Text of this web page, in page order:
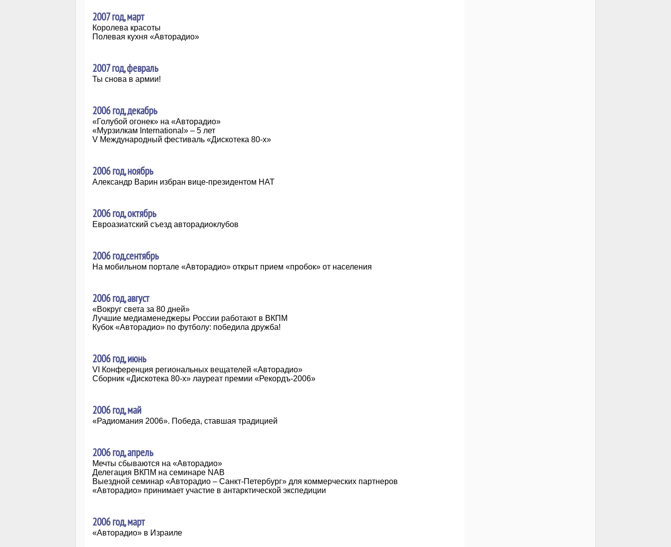
2007 год, март
Королева красоты
Полевая кухня «Авторадио»
2007 год, февраль
Ты снова в армии!
2006 год, декабрь
«Голубой огонек» на «Авторадио»
«Мурзилкам International» – 5 лет
V Международный фестиваль «Дискотека 80-х»
2006 год, ноябрь
Александр Варин избран вице-президентом НАТ
2006 год, октябрь
Евроазиатский съезд авторадиоклубов
2006 год,сентябрь
На мобильном портале «Авторадио» открыт прием «пробок» от населения
2006 год, август
«Вокруг света за 80 дней»
Лучшие медиаменеджеры России работают в ВКПМ
Кубок «Авторадио» по футболу: победила дружба!
2006 год, июнь
VI Конференция региональных вещателей «Авторадио»
Сборник «Дискотека 80-х» лауреат премии «Рекордъ-2006»
2006 год, май
«Радиомания 2006». Победа, ставшая традицией
2006 год, апрель
Мечты сбываются на «Авторадио»
Делегация ВКПМ на семинаре NAB
Выездной семинар «Авторадио – Санкт-Петербург» для коммерческих партнеров
«Авторадио» принимает участие в антарктической экспедиции
2006 год, март
«Авторадио» в Израиле